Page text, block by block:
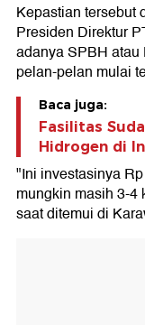
Kepastian tersebut
Presiden Direktur
adanya SPBH
pelan-pelan mulai
Baca juga:
Fasilitas
Hidrogen di
"Ini investasinya
mungkin masih 3-
saat ditemui di